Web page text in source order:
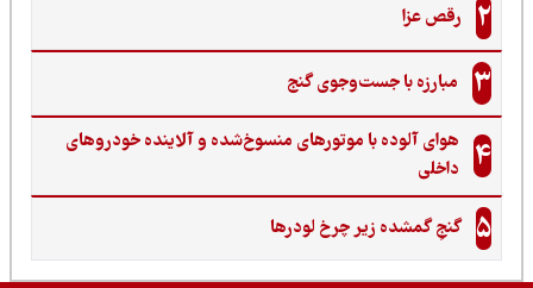
رقص عزا
مبارزه با جست‌وجوی گنج‌
هوای آلوده با موتورهای منسوخ‌شده و آلاینده خودروهای
داخلی
گنجِ گمشده زیر چرخ لودرها